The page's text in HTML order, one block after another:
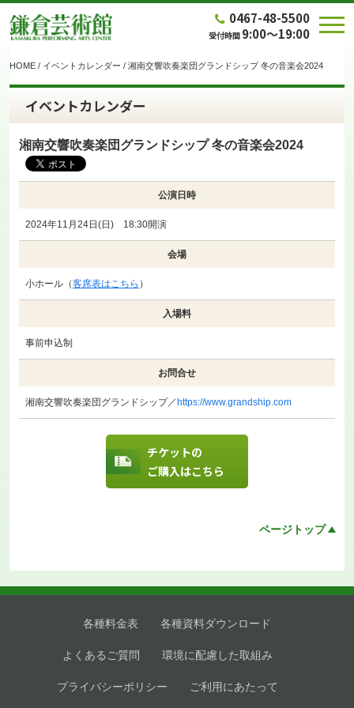
0467-48-5500
受付時間 9:00～19:00
HOME / イベントカレンダー / 湘南交響吹奏楽団グランドシップ 冬の音楽会2024
チケットの
ご購入はこちら
イベントカレンダー
湘南交響吹奏楽団グランドシップ 冬の音楽会2024
公演日時
2024年11月24日(日) 18:30開演
会場
小ホール（客席表はこちら ）
入場料
事前申込制
お問合せ
湘南交響吹奏楽団グランドシップ／ https://www.grandship.com
ページトップ
各種料金表 各種資料ダウンロード
よくあるご質問 環境に配慮した取組み
プライバシーポリシー ご利用にあたって